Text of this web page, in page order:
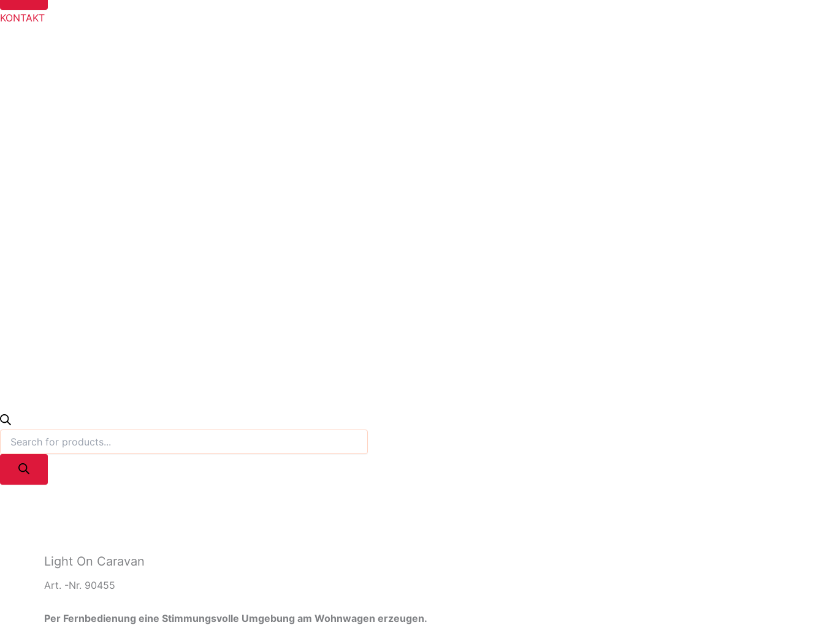
KONTAKT
Light On Caravan
Art. -Nr. 90455
Per Fernbedienung eine Stimmungsvolle Umgebung am Wohnwagen erzeugen.